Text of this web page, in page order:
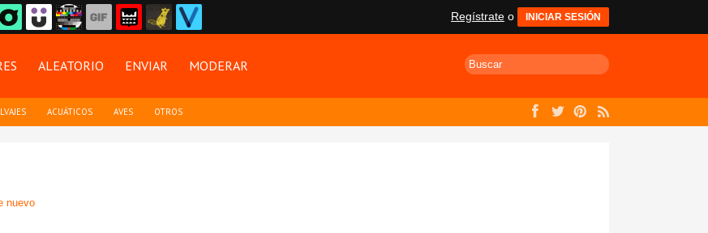
Regístrate o INICIAR SESIÓN
ALEATORIO ENVIAR MODERAR
ACUÁTICOS AVES OTROS
nuevo